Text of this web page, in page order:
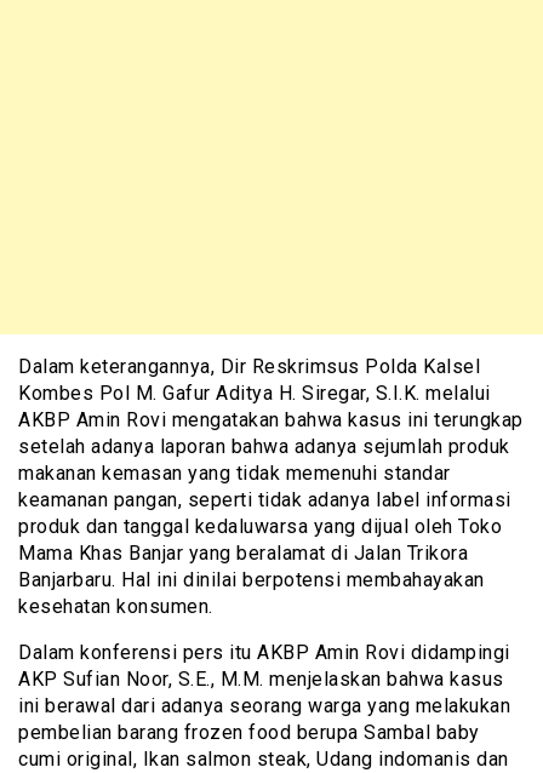
Dalam keterangannya, Dir Reskrimsus Polda Kalsel
Kombes Pol M. Gafur Aditya H. Siregar, S.I.K. melalui
AKBP Amin Rovi mengatakan bahwa kasus ini terungkap
setelah adanya laporan bahwa adanya sejumlah produk
makanan kemasan yang tidak memenuhi standar
keamanan pangan, seperti tidak adanya label informasi
produk dan tanggal kedaluwarsa yang dijual oleh Toko
Mama Khas Banjar yang beralamat di Jalan Trikora
Banjarbaru. Hal ini dinilai berpotensi membahayakan
kesehatan konsumen.
Dalam konferensi pers itu AKBP Amin Rovi didampingi
AKP Sufian Noor, S.E., M.M. menjelaskan bahwa kasus
ini berawal dari adanya seorang warga yang melakukan
pembelian barang frozen food berupa Sambal baby
cumi original, Ikan salmon steak, Udang indomanis dan